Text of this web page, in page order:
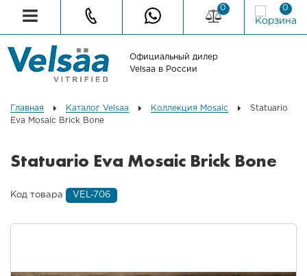
0 0
Официальный дилер
Velsaa в России
Главная Каталог Velsaa Коллекция Mosaic
Statuario
Eva Mosaic Brick Bone
Statuario Eva Mosaic Brick Bone
Код товара VEL-706